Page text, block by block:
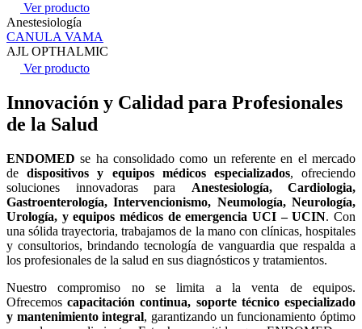
Ver producto
Anestesiología
CANULA VAMA
AJL OPTHALMIC
Ver producto
Innovación y Calidad para Profesionales
de la Salud
ENDOMED se ha consolidado como un referente en el mercado
dedispositivos y equipos médicos especializados, ofreciendo
soluciones innovadoras para Anestesiología, Cardiologia,
Gastroenterología, Intervencionismo, Neumología, Neurología,
Urología, y equipos médicos de emergencia UCI – UCIN. Con
una sólida trayectoria, trabajamos de la mano con clínicas, hospitales
y consultorios, brindando tecnología de vanguardia que respalda a
los profesionales de la salud en sus diagnósticos y tratamientos.
Nuestro compromiso no se limita a la venta de equipos.
Ofrecemoscapacitación continua, soporte técnico especializado
y mantenimiento integral, garantizando un funcionamiento óptimo